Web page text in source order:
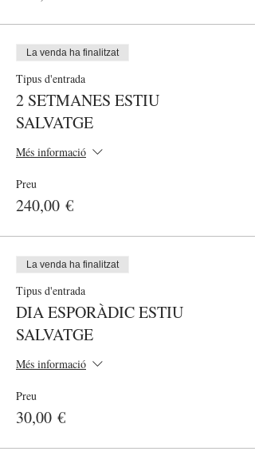
La venda ha finalitzat
Tipus d'entrada
2 SETMANES ESTIU
SALVATGE
Més informació
Preu
240,00 €
La venda ha finalitzat
Tipus d'entrada
DIA ESPORÀDIC ESTIU
SALVATGE
Més informació
Preu
30,00 €